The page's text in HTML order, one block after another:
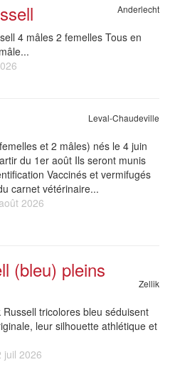
Anderlecht
4 mâles 2 femelles Tous en
Leval-Chaudeville
et 2 mâles) nés le 4 juin
du 1er août Ils seront munis
Vaccinés et vermifugés
carnet vétérinaire...
2026
(bleu) pleins
Zellik
Russell tricolores bleu séduisent
leur silhouette athlétique et
juil 2026